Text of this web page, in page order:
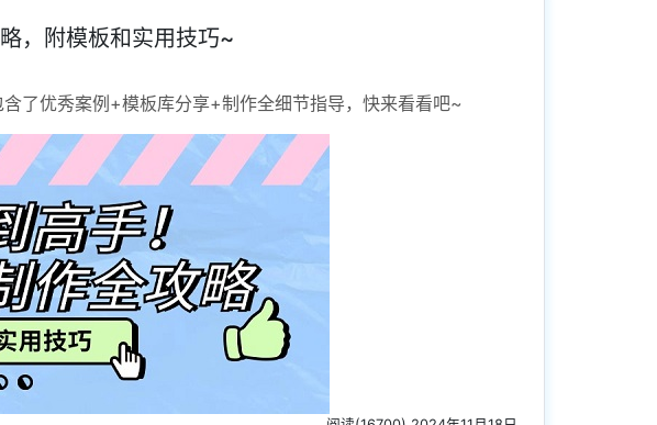
，附模板和实用技巧~
了优秀案例+模板库分享+制作全细节指导，快来看看吧~